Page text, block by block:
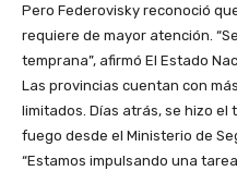
Pero Federovisky reconoció
requiere de mayor atención.
temprana”, afirmó El Estado
Las provincias cuentan con
limitados. Días atrás, se hizo el
fuego desde el Ministerio de
“Estamos impulsando una